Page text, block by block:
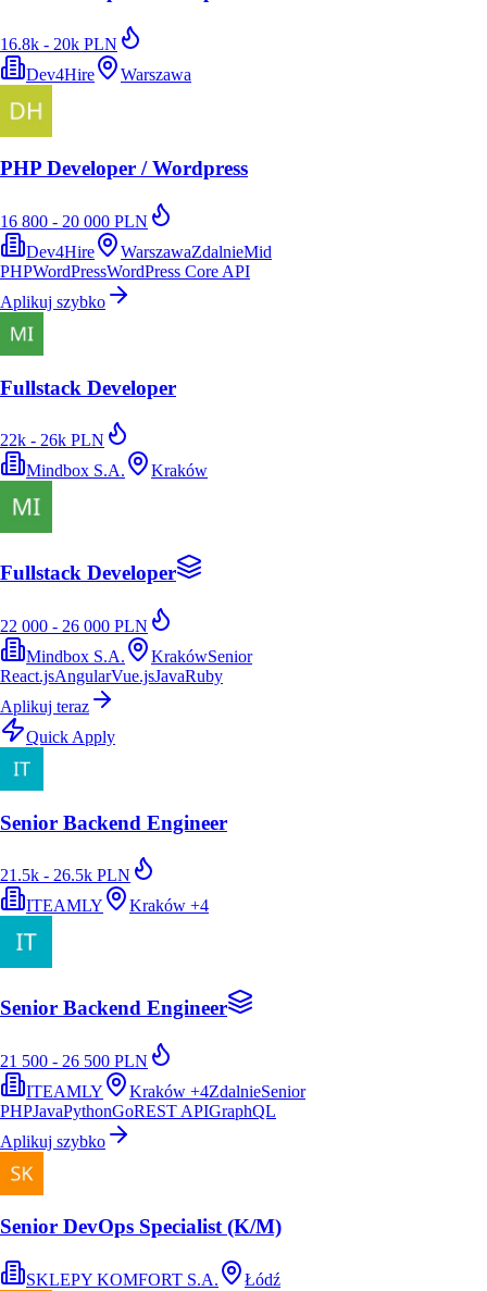
16.8k - 20k PLN
Dev4Hire
Warszawa
PHP Developer / Wordpress
16 800 - 20 000 PLN
Dev4Hire
WarszawaZdalnieMid
PHPWordPressWordPress Core API
Aplikuj szybko
Fullstack Developer
22k - 26k PLN
Mindbox S.A.
Kraków
Fullstack Developer
22 000 - 26 000 PLN
Mindbox S.A.
KrakówSenior
React.jsAngularVue.jsJavaRuby
Aplikuj teraz
Quick Apply
Senior Backend Engineer
21.5k - 26.5k PLN
ITEAMLY
Kraków +4
Senior Backend Engineer
21 500 - 26 500 PLN
ITEAMLY
Kraków +4ZdalnieSenior
PHPJavaPythonGoREST APIGraphQL
Aplikuj szybko
Senior DevOps Specialist (K/M)
SKLEPY KOMFORT S.A. Łódź